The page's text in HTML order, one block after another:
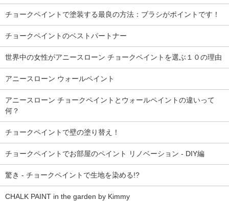
チョークペイントで塗装する最良の方法：ブラシがポイントです！
チョークペイントのベストパートナー
世界中の女性がアニースローン チョークペイントを選ぶ１０の理由
アニースローン ウォールペイント
アニースローン チョークペイントとウォールペイントの違いって
何？
チョークペイントで壁の塗り替え！
チョークペイントでお部屋のペイント リノベーション - DIY編
驚き - チョークペイントで生地を染める!?
CHALK PAINT in the garden by Kimmy